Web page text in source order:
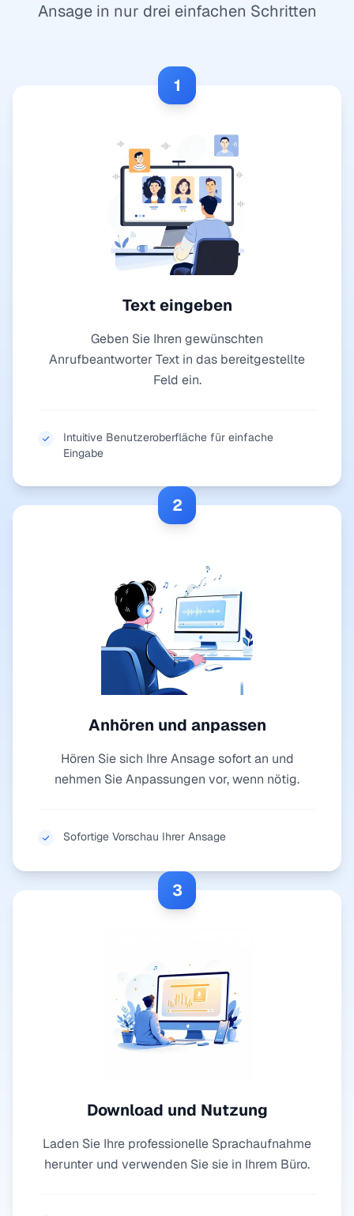
Ansage in nur drei einfachen Schritten
1
Text eingeben
Geben Sie Ihren gewünschten
Anrufbeantworter Text in das bereitgestellte
Feld ein.
Intuitive Benutzeroberfläche für einfache
Eingabe
2
Anhören und anpassen
Hören Sie sich Ihre Ansage sofort an und
nehmen Sie Anpassungen vor, wenn nötig.
Sofortige Vorschau Ihrer Ansage
3
Download und Nutzung
Laden Sie Ihre professionelle Sprachaufnahme
herunter und verwenden Sie sie in Ihrem Büro.